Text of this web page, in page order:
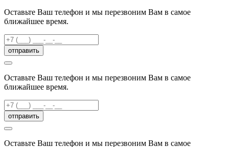
Оставьте Ваш телефон и мы перезвоним Вам в самое
ближайшее время.
отправить
Оставьте Ваш телефон и мы перезвоним Вам в самое
ближайшее время.
отправить
Оставьте Ваш телефон и мы перезвоним Вам в самое